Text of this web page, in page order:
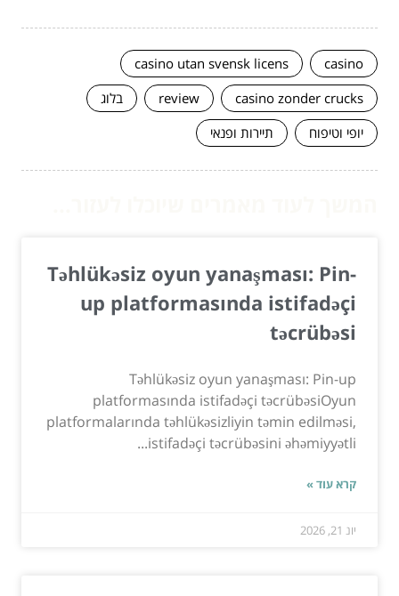
casino
casino utan svensk licens
casino zonder crucks
review
בלוג
יופי וטיפוח
תיירות ופנאי
Təhlükəsiz oyun yanaşması: Pin-
up platformasında istifadəçi
təcrübəsi
Təhlükəsiz oyun yanaşması: Pin-up
platformasında istifadəçi təcrübəsiOyun
platformalarında təhlükəsizliyin təmin edilməsi,
istifadəçi təcrübəsini əhəmiyyətli...
קרא עוד »
יונ 21, 2026